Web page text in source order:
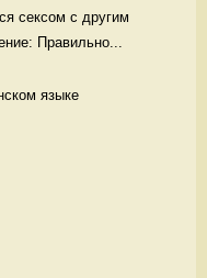
сексом с другим
Правильно...
языке